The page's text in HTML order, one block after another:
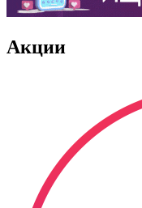
Акции